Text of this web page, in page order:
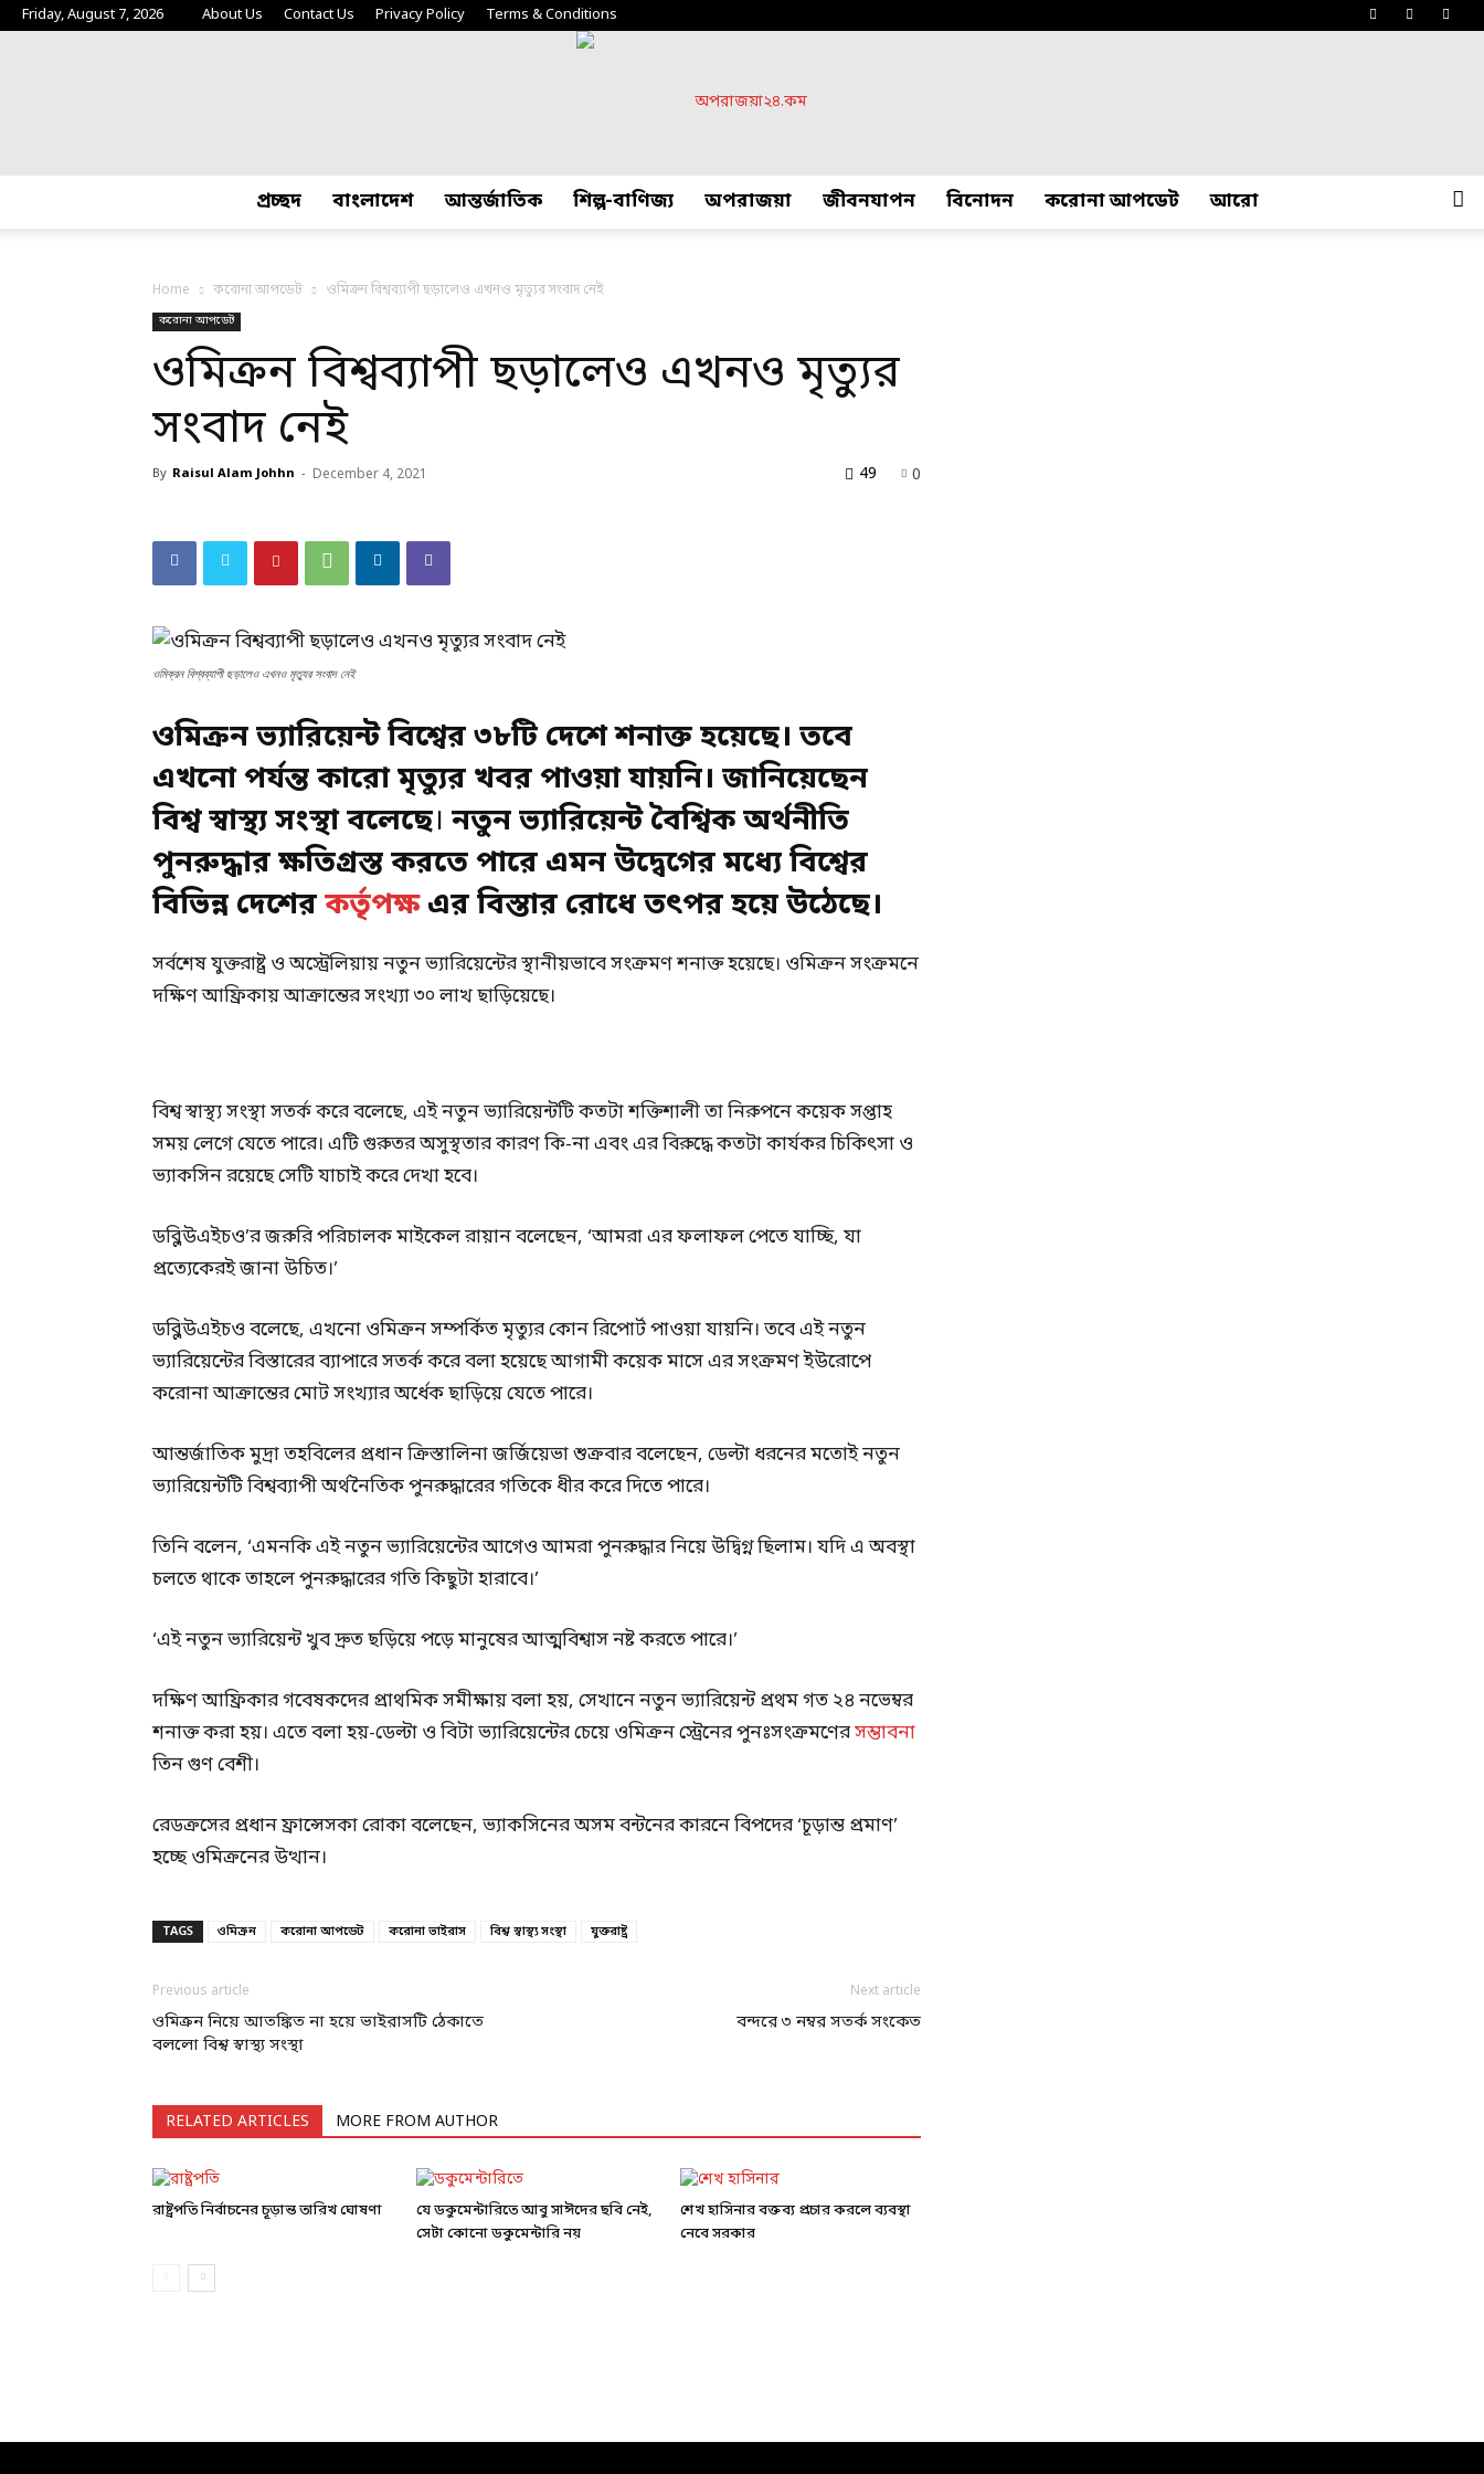
Friday, August 7, 2026 About Us Contact Us Privacy Policy Terms & Conditions
প্রচ্ছদ বাংলাদেশ আন্তর্জাতিক শিল্প-বাণিজ্য অপরাজয়া জীবনযাপন বিনোদন করোনা আপডেট আরো
Home করোনা আপডেট ওমিক্রন বিশ্বব্যাপী ছড়ালেও এখনও মৃত্যুর সংবাদ নেই
করোনা আপডেট
ওমিক্রন বিশ্বব্যাপী ছড়ালেও এখনও মৃত্যুর
সংবাদ নেই
By Raisul Alam Johhn - December 4, 2021 0
49
ওমিক্রন বিশ্বব্যাপী ছড়ালেও এখনও মৃত্যুর সংবাদ নেই
ওমিক্রন ভ্যারিয়েন্ট বিশ্বের ৩৮টি দেশে শনাক্ত হয়েছে। তবে
এখনো পর্যন্ত কারো মৃত্যুর খবর পাওয়া যায়নি। জানিয়েছেন
বিশ্ব স্বাস্থ্য সংস্থা বলেছে। নতুন ভ্যারিয়েন্ট বৈশ্বিক অর্থনীতি
পুনরুদ্ধার ক্ষতিগ্রস্ত করতে পারে এমন উদ্বেগের মধ্যে বিশ্বের
বিভিন্ন দেশেরকর্তৃপক্ষএর বিস্তার রোধে তৎপর হয়ে উঠেছে।
সর্বশেষ যুক্তরাষ্ট্র ও অস্ট্রেলিয়ায় নতুন ভ্যারিয়েন্টের স্থানীয়ভাবে সংক্রমণ শনাক্ত হয়েছে। ওমিক্রন সংক্রমনে
দক্ষিণ আফ্রিকায় আক্রান্তের সংখ্যা ৩০ লাখ ছাড়িয়েছে।
বিশ্ব স্বাস্থ্য সংস্থা সতর্ক করে বলেছে, এই নতুন ভ্যারিয়েন্টটি কতটা শক্তিশালী তা নিরুপনে কয়েক সপ্তাহ
সময় লেগে যেতে পারে। এটি গুরুতর অসুস্থতার কারণ কি-না এবং এর বিরুদ্ধে কতটা কার্যকর চিকিৎসা ও
ভ্যাকসিন রয়েছে সেটি যাচাই করে দেখা হবে।
ডব্লিউএইচও’র জরুরি পরিচালক মাইকেল রায়ান বলেছেন, ‘আমরা এর ফলাফল পেতে যাচ্ছি, যা
প্রত্যেকেরই জানা উচিত।’
ডব্লিউএইচও বলেছে, এখনো ওমিক্রন সম্পর্কিত মৃত্যুর কোন রিপোর্ট পাওয়া যায়নি। তবে এই নতুন
ভ্যারিয়েন্টের বিস্তারের ব্যাপারে সতর্ক করে বলা হয়েছে আগামী কয়েক মাসে এর সংক্রমণ ইউরোপে
করোনা আক্রান্তের মোট সংখ্যার অর্ধেক ছাড়িয়ে যেতে পারে।
আন্তর্জাতিক মুদ্রা তহবিলের প্রধান ক্রিস্তালিনা জর্জিয়েভা শুক্রবার বলেছেন, ডেল্টা ধরনের মতোই নতুন
ভ্যারিয়েন্টটি বিশ্বব্যাপী অর্থনৈতিক পুনরুদ্ধারের গতিকে ধীর করে দিতে পারে।
তিনি বলেন, ‘এমনকি এই নতুন ভ্যারিয়েন্টের আগেও আমরা পুনরুদ্ধার নিয়ে উদ্বিগ্ন ছিলাম। যদি এ অবস্থা
চলতে থাকে তাহলে পুনরুদ্ধারের গতি কিছুটা হারাবে।’
‘এই নতুন ভ্যারিয়েন্ট খুব দ্রুত ছড়িয়ে পড়ে মানুষের আত্মবিশ্বাস নষ্ট করতে পারে।’
দক্ষিণ আফ্রিকার গবেষকদের প্রাথমিক সমীক্ষায় বলা হয়, সেখানে নতুন ভ্যারিয়েন্ট প্রথম গত ২৪ নভেম্বর
শনাক্ত করা হয়। এতে বলা হয়-ডেল্টা ও বিটা ভ্যারিয়েন্টের চেয়ে ওমিক্রন স্ট্রেনের পুনঃসংক্রমণেরসম্ভাবনা
তিন গুণ বেশী।
রেডক্রসের প্রধান ফ্রান্সেসকা রোকা বলেছেন, ভ্যাকসিনের অসম বন্টনের কারনে বিপদের ‘চূড়ান্ত প্রমাণ’
হচ্ছে ওমিক্রনের উত্থান।
TAGS ওমিক্রন করোনা আপডেট করোনা ভাইরাস বিশ্ব স্বাস্থ্য সংস্থা যুক্তরাষ্ট্র
Previous article
ওমিক্রন নিয়ে আতঙ্কিত না হয়ে ভাইরাসটি ঠেকাতে
বললো বিশ্ব স্বাস্থ্য সংস্থা
Next article
বন্দরে ৩ নম্বর সতর্ক সংকেত
RELATED ARTICLES MORE FROM AUTHOR
রাষ্ট্রপতি নির্বাচনের চূড়ান্ত তারিখ ঘোষণা
যে ডকুমেন্টারিতে আবু সাঈদের ছবি নেই,
সেটা কোনো ডকুমেন্টারি নয়
শেখ হাসিনার বক্তব্য প্রচার করলে ব্যবস্থা
নেবে সরকার